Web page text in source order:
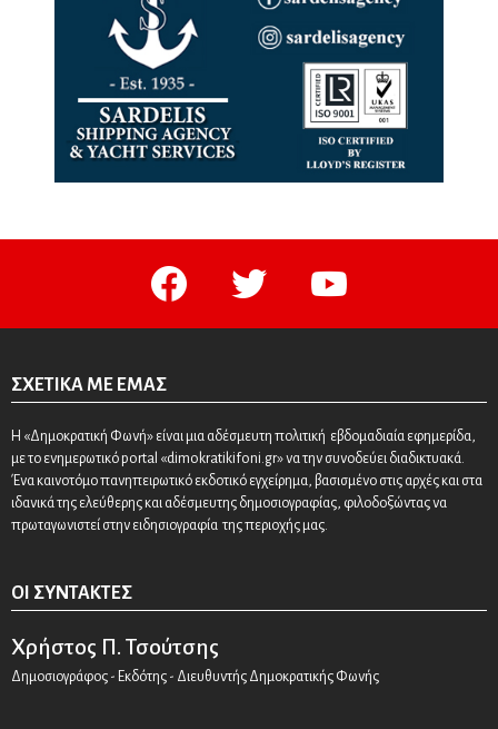
facebook twitter youtube
ΣΧΕΤΙΚΆ ΜΕ ΕΜΆΣ
Η «Δημοκρατική Φωνή» είναι μια αδέσμευτη πολιτική εβδομαδιαία εφημερίδα,
με το ενημερωτικό portal «dimokratikifoni.gr» να την συνοδεύει διαδικτυακά.
Ένα καινοτόμο πανηπειρωτικό εκδοτικό εγχείρημα, βασισμένο στις αρχές και στα
ιδανικά της ελεύθερης και αδέσμευτης δημοσιογραφίας, φιλοδοξώντας να
πρωταγωνιστεί στην ειδησιογραφία της περιοχής μας.
ΟΙ ΣΥΝΤΆΚΤΕΣ
Χρήστος Π. Τσούτσης
Δημοσιογράφος - Εκδότης - Διευθυντής Δημοκρατικής Φωνής